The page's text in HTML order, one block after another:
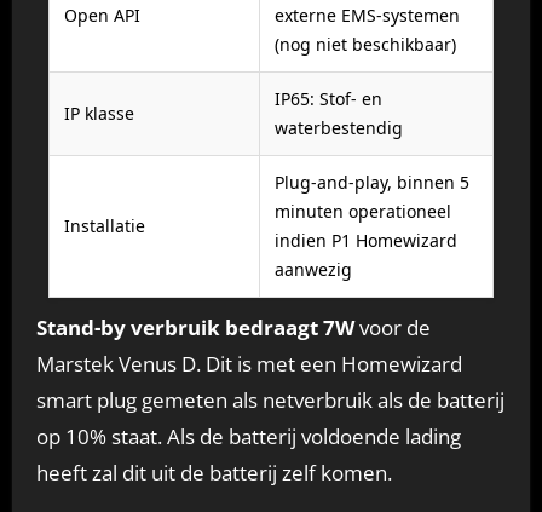
Open API
externe EMS-systemen
(nog niet beschikbaar)
IP klasse
IP65: Stof- en
waterbestendig
Installatie
Plug-and-play, binnen 5
minuten operationeel
indien P1 Homewizard
aanwezig
Stand-by verbruik bedraagt 7Wvoor de
Marstek Venus D. Dit is met een Homewizard
smart plug gemeten als netverbruik als de batterij
op 10% staat. Als de batterij voldoende lading
heeft zal dit uit de batterij zelf komen.